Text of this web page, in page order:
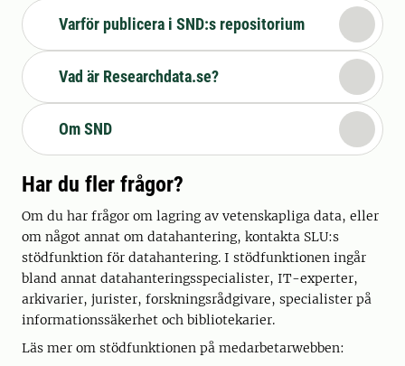
Varför publicera i SND:s repositorium
Vad är Researchdata.se?
Om SND
Har du fler frågor?
Om du har frågor om lagring av vetenskapliga data, eller
om något annat om datahantering, kontakta SLU:s
stödfunktion för datahantering. I stödfunktionen ingår
bland annat datahanteringsspecialister, IT-experter,
arkivarier, jurister, forskningsrådgivare, specialister på
informationssäkerhet och bibliotekarier.
Läs mer om stödfunktionen på medarbetarwebben: